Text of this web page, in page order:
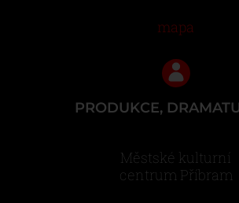
mapa
PRODUKCE,
Městské kulturní
centrum Příbram